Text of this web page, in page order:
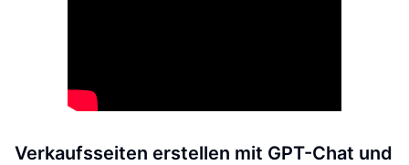
Verkaufsseiten erstellen mit GPT-Chat und